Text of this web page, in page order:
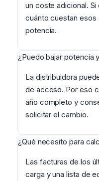
un coste adicional.
cuánto cuestan
potencia.
¿Puedo bajar potencia
La distribuidora
de acceso. Por eso
año completo y
solicitar el cambio.
¿Qué necesito para
Las facturas de los
carga y una lista de